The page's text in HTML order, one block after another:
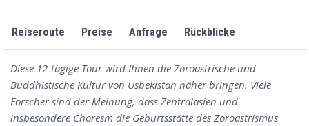
Reiseroute Preise Anfrage Rückblicke
Diese 12-tägige Tour wird Ihnen die Zoroastrische und
Buddhistische Kultur von Usbekistan näher bringen. Viele
Forscher sind der Meinung, dass Zentralasien und
insbesondere Choresm die Geburtsstätte des Zoroastrismus